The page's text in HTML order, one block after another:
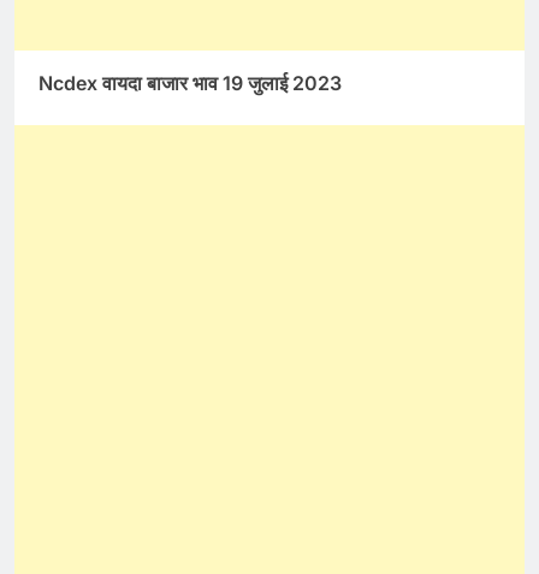
Ncdex वायदा बाजार भाव 19 जुलाई 2023